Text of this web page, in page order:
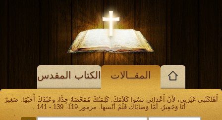
المقــالات الكتاب المقدس
أَهْلَكَتْنِي غَيْرَتِي، لأَنَّ أَعْدَائِي نَسُوا كَلاَمَكَ. كَلِمَتُكَ مُمَحَّصَةٌ جِدًّا، وَعَبْدُكَ أَحَبَّهَا. صَغِيرٌ
أَنَا وَحَقِيرٌ، أَمَّا وَصَايَاكَ فَلَمْ أَنْسَهَا. مزمور 119: 139 - 141